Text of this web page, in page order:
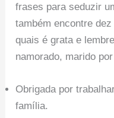
frases para seduzir
também encontre
quais é grata e
namorado, marido
Obrigada por
família.